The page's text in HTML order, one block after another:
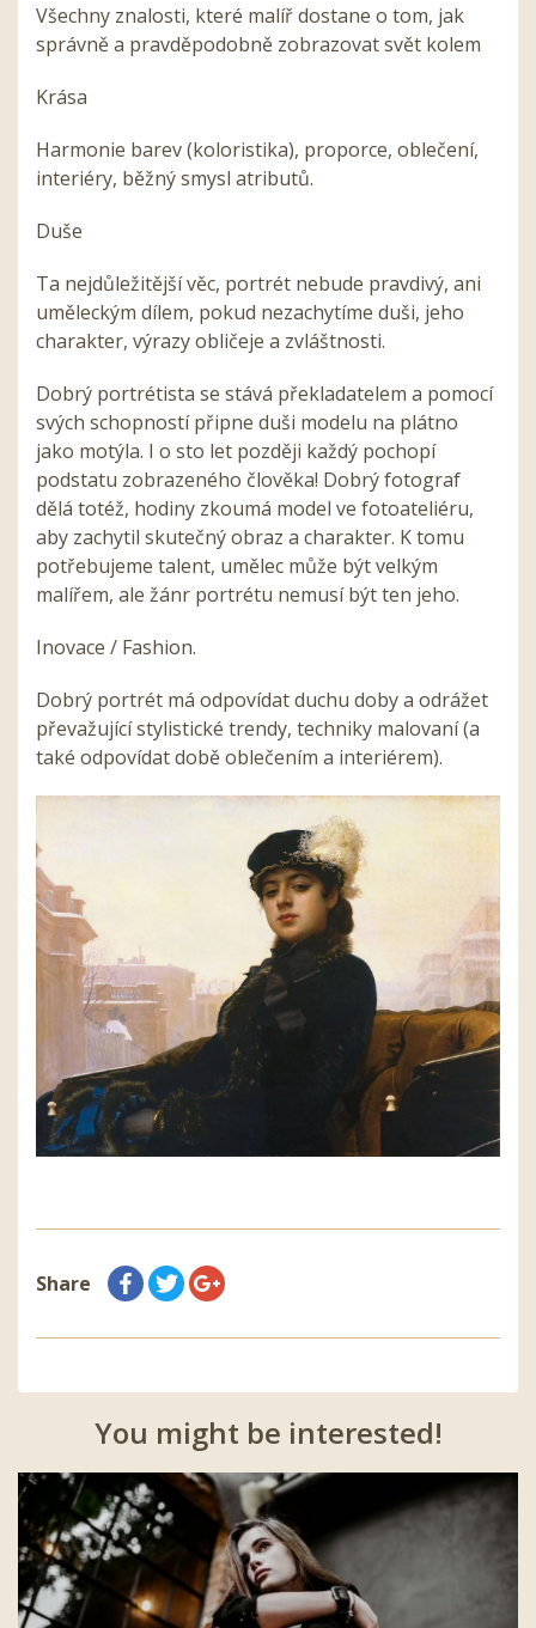
Všechny znalosti, které malíř dostane o tom, jak
správně a pravděpodobně zobrazovat svět kolem
Krása
Harmonie barev (koloristika), proporce, oblečení,
interiéry, běžný smysl atributů.
Duše
Ta nejdůležitější věc, portrét nebude pravdivý, ani
uměleckým dílem, pokud nezachytíme duši, jeho
charakter, výrazy obličeje a zvláštnosti.
Dobrý portrétista se stává překladatelem a pomocí
svých schopností připne duši modelu na plátno
jako motýla. I o sto let později každý pochopí
podstatu zobrazeného člověka! Dobrý fotograf
dělá totéž, hodiny zkoumá model ve fotoateliéru,
aby zachytil skutečný obraz a charakter. K tomu
potřebujeme talent, umělec může být velkým
malířem, ale žánr portrétu nemusí být ten jeho.
Inovace / Fashion.
Dobrý portrét má odpovídat duchu doby a odrážet
převažující stylistické trendy, techniky malovaní (a
také odpovídat době oblečením a interiérem).
Share
You might be interested!